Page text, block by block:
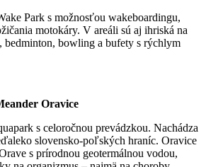
Park s možnosťou wakeboardingu,
motokáry. V areáli sú aj ihriská na
bedminton, bowling a bufety s rýchlym
Oravice
s celoročnou prevádzkou. Nachádza
slovensko-poľských hraníc. Oravice
s prírodnou geotermálnou vodou,